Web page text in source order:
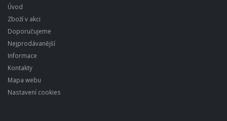
Úvod
Zboží v akci
Doporučujeme
Nejprodávanější
Informace
Kontakty
Mapa webu
Nastavení cookies